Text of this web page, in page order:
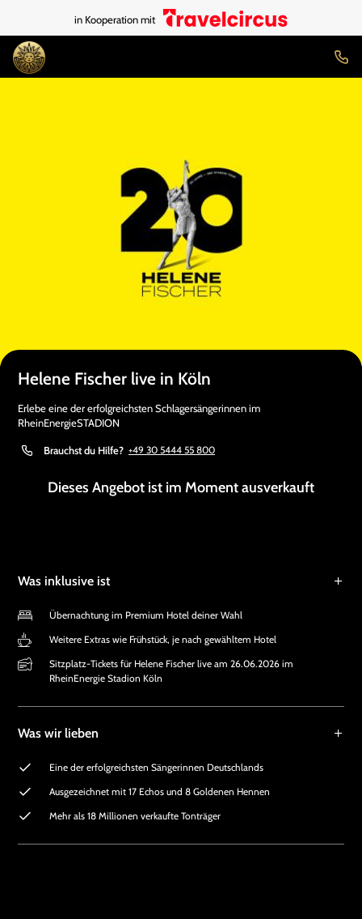
in Kooperation mit
Helene Fischer live in Köln
Erlebe eine der erfolgreichsten Schlagersängerinnen im
RheinEnergieSTADION
Brauchst du Hilfe? +49 30 5444 55 800
Dieses Angebot ist im Moment ausverkauft
Was inklusive ist
Übernachtung im Premium Hotel deiner Wahl
Weitere Extras wie Frühstück, je nach gewähltem Hotel
Sitzplatz-Tickets für Helene Fischer live am 26.06.2026 im
RheinEnergie Stadion Köln
Was wir lieben
Eine der erfolgreichsten Sängerinnen Deutschlands
Ausgezeichnet mit 17 Echos und 8 Goldenen Hennen
Mehr als 18 Millionen verkaufte Tonträger